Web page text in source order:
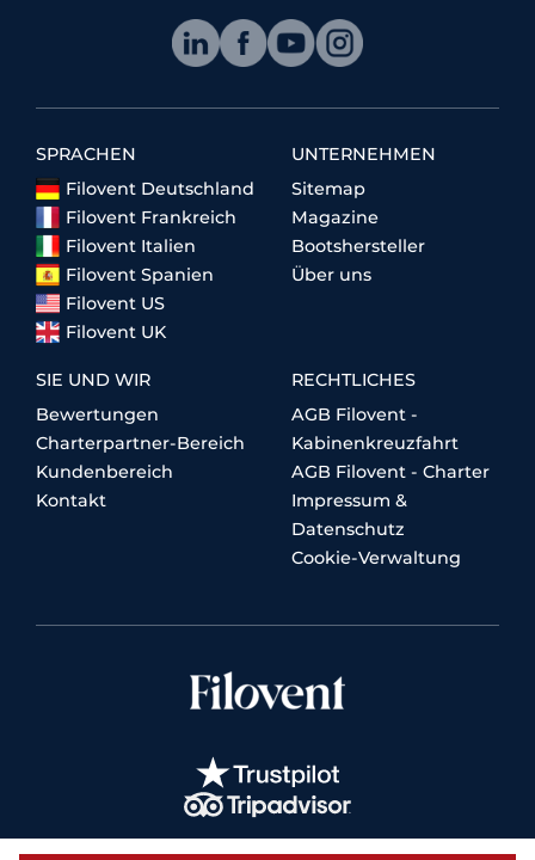
SPRACHEN
Filovent Deutschland
Filovent Frankreich
Filovent Italien
Filovent Spanien
Filovent US
Filovent UK
UNTERNEHMEN
Sitemap
Magazine
Bootshersteller
Über uns
SIE UND WIR
Bewertungen
Charterpartner-Bereich
Kundenbereich
Kontakt
RECHTLICHES
AGB Filovent -
Kabinenkreuzfahrt
AGB Filovent - Charter
Impressum &
Datenschutz
Cookie-Verwaltung